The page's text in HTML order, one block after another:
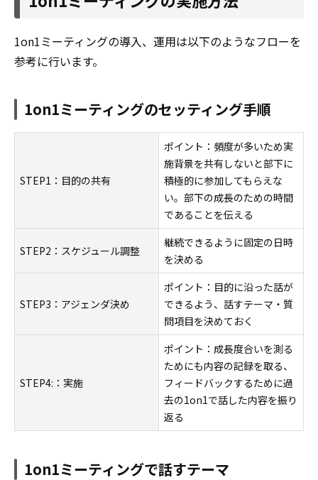
1on1ミーティングの導入、運用は以下のようなフローを
参考に行います。
1on1ミーティングのセッティング手順
STEP1：目的の共有
ポイント：頻度が多いため実
施背景を共有しないと部下に
積極的に参加してもらえな
い。部下の成長のための時間
であることを伝える
STEP2：スケジュール調整
継続できるように固定の日時
を決める
STEP3：アジェンダ決め
ポイント：目的に沿った話が
できるよう、話すテーマ・質
問項目を決めておく
STEP4:：実施
ポイント：成長度合いを測る
ためにも内容の記録を取る、
フィードバックするために過
去の1on1で話した内容を振り
返る
1on1ミーティングで話すテーマ